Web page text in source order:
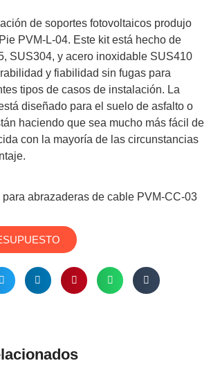
de soportes fotovoltaicos produjo
PVM-L-04. Este kit está hecho de
SUS304, y acero inoxidable SUS410
y fiabilidad sin fugas para
tipos de casos de instalación. La
diseñado para el suelo de asfalto o
haciendo que sea mucho más fácil de
con la mayoría de las circunstancias